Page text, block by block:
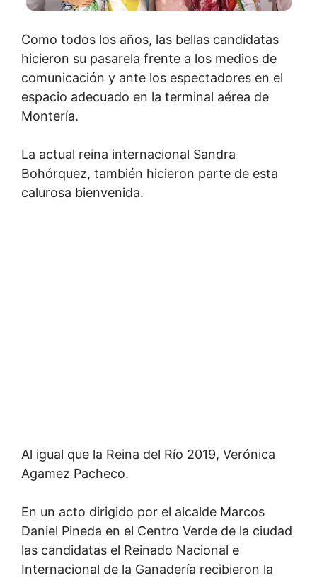
Como todos los años, las bellas candidatas
hicieron su pasarela frente a los medios de
comunicación y ante los espectadores en el
espacio adecuado en la terminal aérea de
Montería.
La actual reina internacional Sandra
Bohórquez, también hicieron parte de esta
calurosa bienvenida.
Al igual que la Reina del Río 2019, Verónica
Agamez Pacheco.
En un acto dirigido por el alcalde Marcos
Daniel Pineda en el Centro Verde de la ciudad
las candidatas el Reinado Nacional e
Internacional de la Ganadería recibieron la